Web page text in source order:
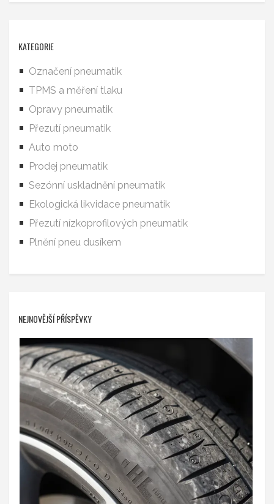
KATEGORIE
Označení pneumatik
TPMS a měření tlaku
Opravy pneumatik
Přezutí pneumatik
Auto moto
Prodej pneumatik
Sezónní uskladnění pneumatik
Ekologická likvidace pneumatik
Přezutí nízkoprofilových pneumatik
Plnění pneu dusíkem
NEJNOVĚJŠÍ PŘÍSPĚVKY